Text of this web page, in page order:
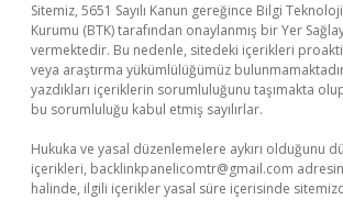
Sitemiz, 5651 Sayılı Kanun gereğince Bilgi
Kurumu (BTK) tarafından onaylanmış bir Yer
vermektedir. Bu nedenle, sitedeki içerikleri
veya araştırma yükümlülüğümüz
yazdıkları içeriklerin sorumluluğunu taşımakta
bu sorumluluğu kabul etmiş sayılırlar.
Hukuka ve yasal düzenlemelere aykırı olduğunu
içerikleri, backlinkpanelicomtr@gmail.com
halinde, ilgili içerikler yasal süre içerisinde